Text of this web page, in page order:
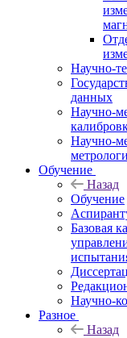
Научно-
данных
Научно-
Научно-
Обучение
Назад
Обучение
Базовая
Научно-
Разное
Назад